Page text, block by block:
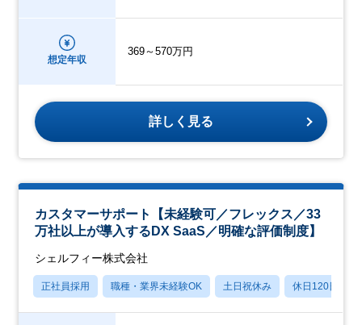
想定年収
369～570万円
詳しく見る
カスタマーサポート【未経験可／フレックス／33
万社以上が導入するDX SaaS／明確な評価制度】
シェルフィー株式会社
正社員採用 職種・業界未経験OK 土日祝休み 休日120日以上